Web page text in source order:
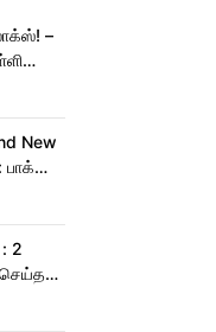
–
New
பாக்ஸ்
2
செய்த